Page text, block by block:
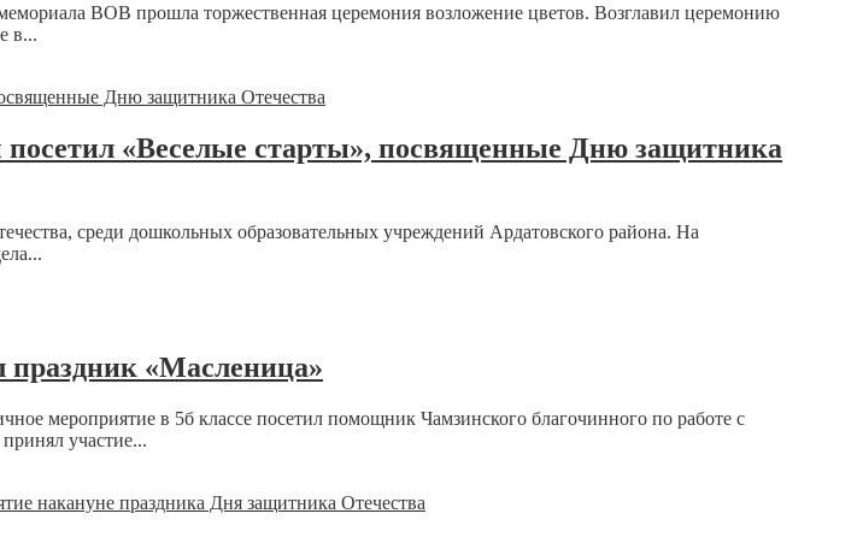
ВОВ прошла торжественная церемония возложение цветов. Возглавил церемонию
в...
посетил «Веселые старты», посвященные Дню защитника
среди дошкольных образовательных учреждений Ардатовского района. На
«Масленица»
мероприятие в 5б классе посетил помощник Чамзинского благочинного по работе с
участие...